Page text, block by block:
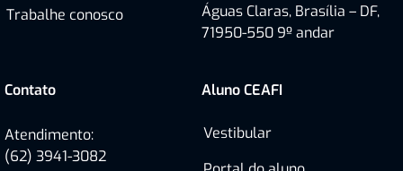
Trabalhe conosco
Águas Claras, Brasília – DF,
71950-550 9º andar
Contato
Atendimento:
(62) 3941-3082
Aluno CEAFI
Vestibular